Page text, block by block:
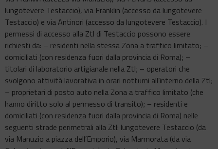
lungotevere Testaccio), via Franklin (accesso da lungotevere
Testaccio) e via Antinori (accesso da lungotevere Testaccio). I
permessi di accesso alla Ztl di Testaccio possono essere
richiesti da: – residenti nella stessa Zona a traffico limitato; –
domiciliati (con residenza fuori dalla provincia di Roma); –
titolari di laboratorio artigianale nella Ztl; – operatori che
svolgono attività lavorativa in orari notturni all’interno della Ztl;
– proprietari di posto auto nella Zona a traffico limitato (che
hanno diritto solo al permesso di transito); – residenti e
domiciliati (con residenza fuori dalla provincia di Roma) nelle
seguenti strade perimetrali alla Ztl: lungotevere Testaccio (da
via Manuzio a piazza dell’Emporio), via Marmorata (da via